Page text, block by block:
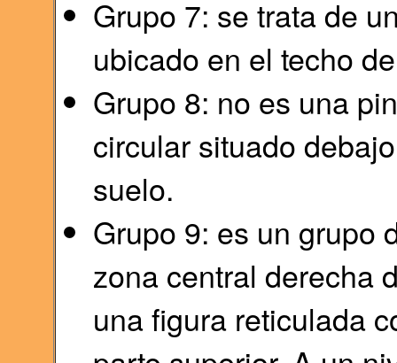
Grupo 7: se trata de
ubicado en el techo
Grupo 8: no es una
circular situado
suelo.
Grupo 9: es un grupo
zona central derecha
una figura reticulada